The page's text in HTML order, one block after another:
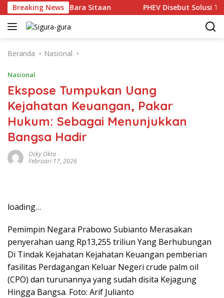
Langsung
ke
konten
Breaking News
Lelang Batu Bara Sitaan PHEV Disebut Solusi
Beranda Nasional
Nasional
Ekspose Tumpukan Uang
Kejahatan Keuangan, Pakar
Hukum: Sebagai Menunjukkan
Bangsa Hadir
Ocky Okta
Februari 17, 2026
loading…
Pemimpin Negara Prabowo Subianto Merasakan
penyerahan uang Rp13,255 triliun Yang Berhubungan
Di Tindak Kejahatan Kejahatan Keuangan pemberian
fasilitas Perdagangan Keluar Negeri crude palm oil
(CPO) dan turunannya yang sudah disita Kejagung
Hingga Bangsa. Foto: Arif Julianto